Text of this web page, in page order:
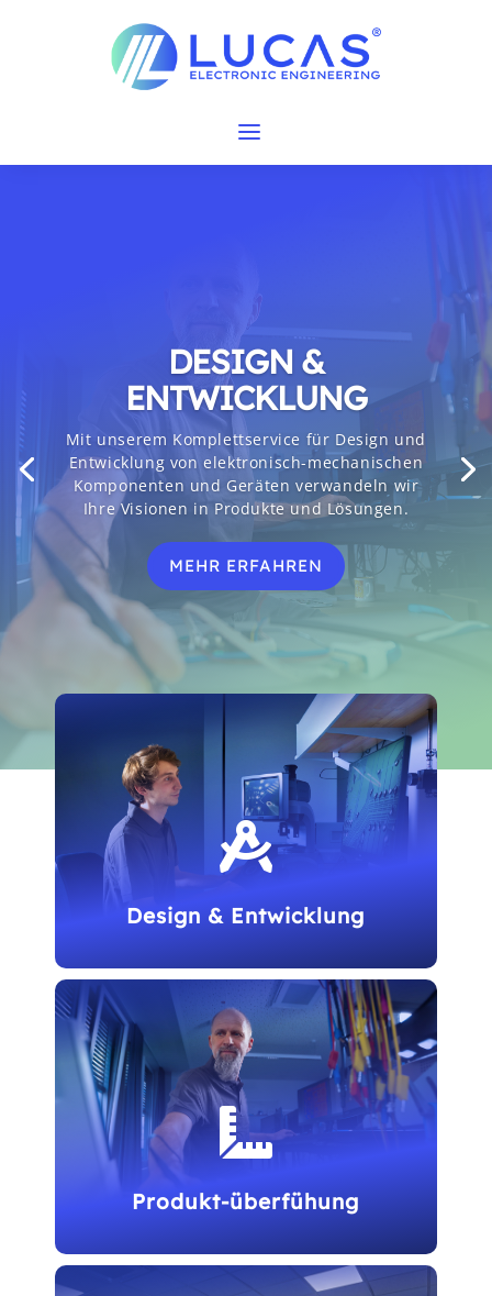
DESIGN &
ENTWICKLUNG
Mit unserem Komplettservice für Design und
Entwicklung von elektronisch-mechanischen
Komponenten und Geräten verwandeln wir
Ihre Visionen in Produkte und Lösungen.
MEHR ERFAHREN

Design & Entwicklung
Hardware, Software und Mechanik:
spezialisierte Lösungen für komplexe
Entwicklungsaufgaben.

Produkt-überfühung